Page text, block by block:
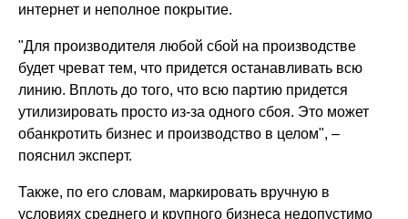
интернет и неполное покрытие.
"Для производителя любой сбой на производстве
будет чреват тем, что придется останавливать всю
линию. Вплоть до того, что всю партию придется
утилизировать просто из-за одного сбоя. Это может
обанкротить бизнес и производство в целом", –
пояснил эксперт.
Также, по его словам, маркировать вручную в
условиях среднего и крупного бизнеса недопустимо